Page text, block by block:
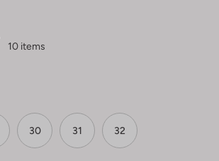
10 items
30 31 32